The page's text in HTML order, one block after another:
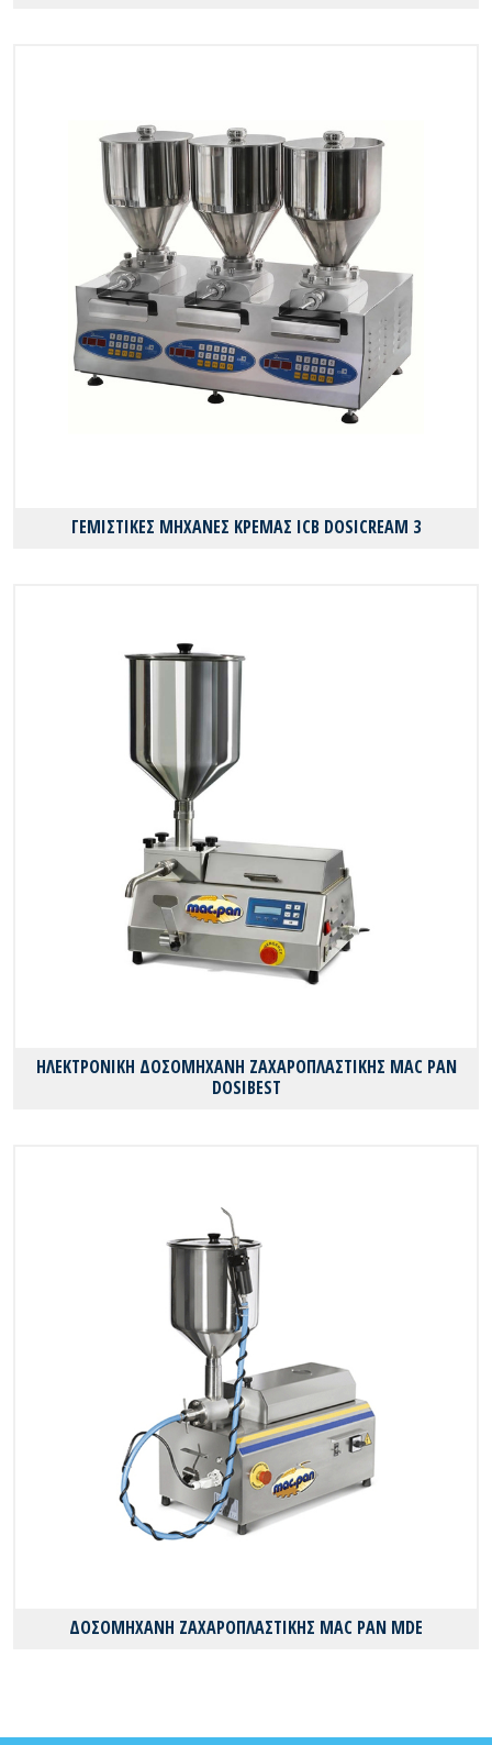
ΓΕΜΙΣΤΙΚΕΣ ΜΗΧΑΝΕΣ ΚΡΕΜΑΣ ICB DOSICREAM 3
ΗΛΕΚΤΡΟΝΙΚΗ ΔΟΣΟΜΗΧΑΝΗ ΖΑΧΑΡΟΠΛΑΣΤΙΚΗΣ MAC PAN
DOSIBEST
ΔΟΣΟΜΗΧΑΝΗ ΖΑΧΑΡΟΠΛΑΣΤΙΚΗΣ MAC PAN MDE